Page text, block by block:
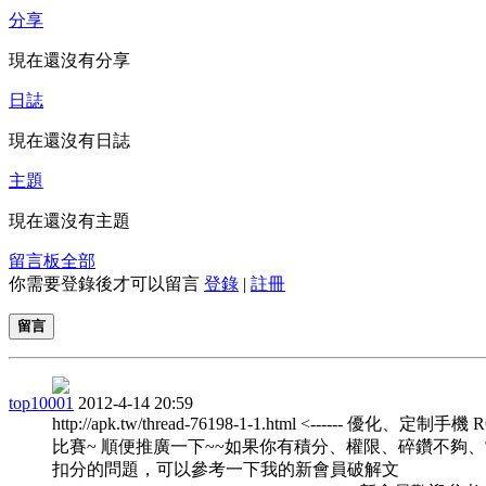
分享
現在還沒有分享
日誌
現在還沒有日誌
主題
現在還沒有主題
留言板全部
你需要登錄後才可以留言 登錄 | 註冊
留言
top10001 2012-4-14 20:59
http://apk.tw/thread-76198-1-1.html <------ 優化、定制手機
比賽~ 順便推廣一下~~如果你有積分、權限、碎鑽不夠
扣分的問題，可以參考一下我的新會員破解文